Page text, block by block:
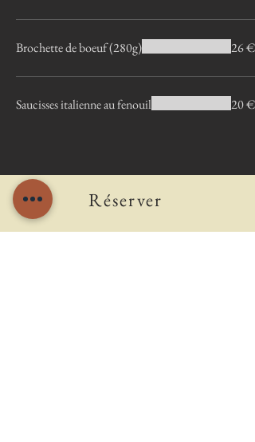
Brochette de boeuf (280g) 26 €
Saucisses italienne au fenouil 20 €
Réserver